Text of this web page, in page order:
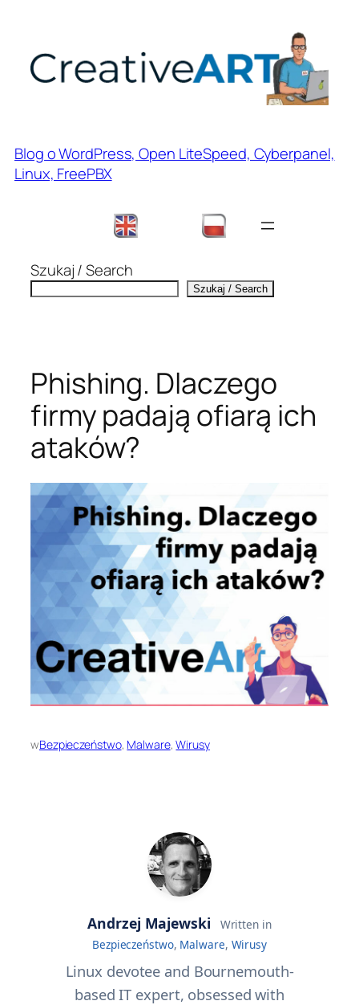
treści
Blog o WordPress, Open LiteSpeed, Cyberpanel,
Linux, FreePBX
Szukaj / Search
Szukaj / Search
Phishing. Dlaczego
firmy padają ofiarą ich
ataków?
wBezpieczeństwo, Malware, Wirusy
Andrzej Majewski
Written in
Bezpieczeństwo, Malware, Wirusy
Linux devotee and Bournemouth-
based IT expert, obsessed with